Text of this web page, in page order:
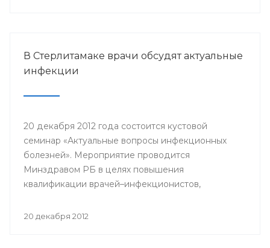
В Стерлитамаке врачи обсудят актуальные
инфекции
20 декабря 2012 года состоится кустовой
семинар «Актуальные вопросы инфекционных
болезней». Мероприятие проводится
Минздравом РБ в целях повышения
квалификации врачей–инфекционистов,
врачей станций скорой медицинской помощи
20 декабря 2012